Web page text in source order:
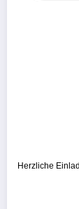
Herzliche